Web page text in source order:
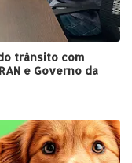
trânsito com
e Governo da